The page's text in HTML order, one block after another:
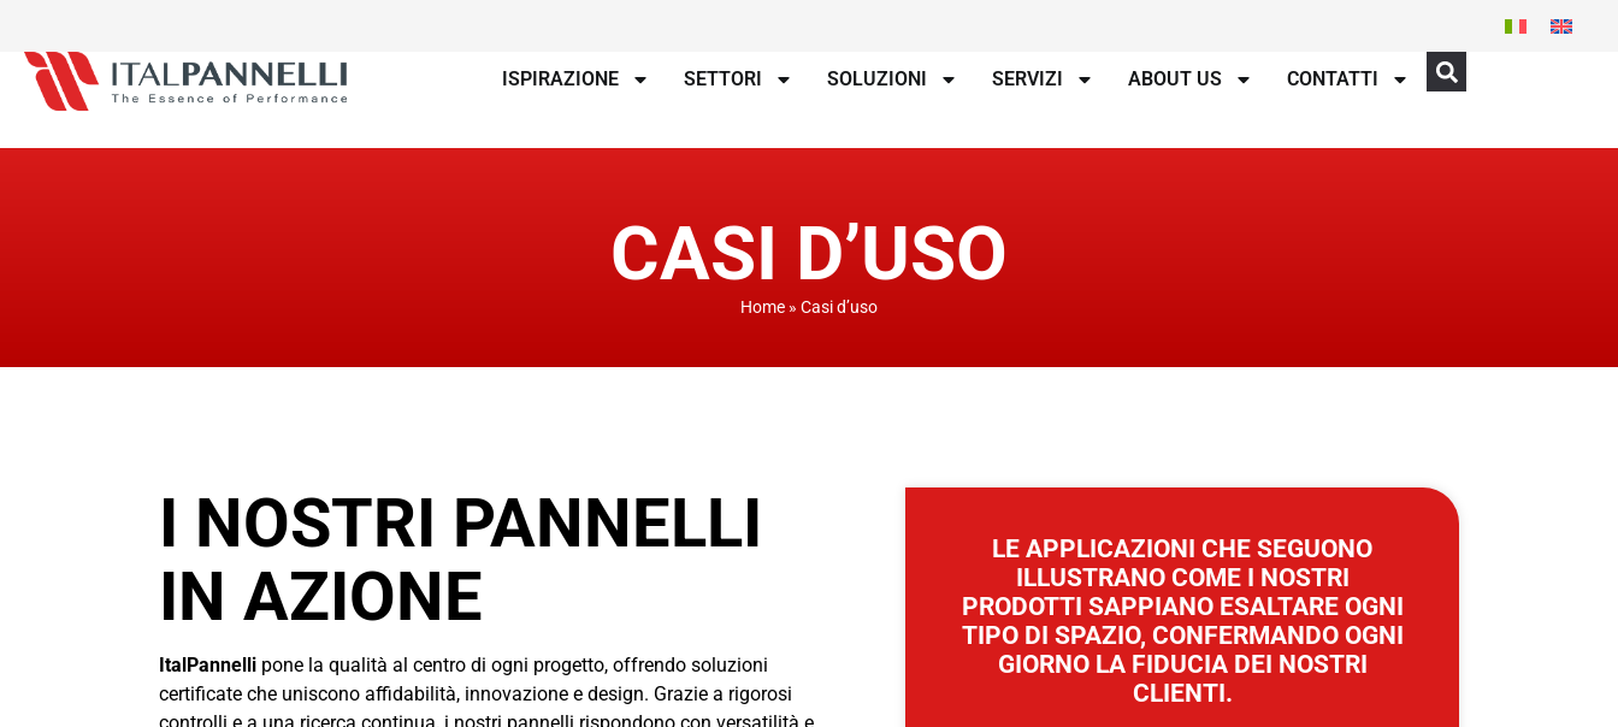
ISPIRAZIONE SETTORI SOLUZIONI SERVIZI ABOUT US CONTATTI
CASI D’USO
Home » Casi d’uso
I NOSTRI PANNELLI
IN AZIONE
ItalPannelli pone la qualità al centro di ogni progetto, offrendo soluzioni
certificate che uniscono affidabilità, innovazione e design. Grazie a rigorosi
LE APPLICAZIONI CHE SEGUONO
ILLUSTRANO COME I NOSTRI
PRODOTTI SAPPIANO ESALTARE OGNI
TIPO DI SPAZIO, CONFERMANDO OGNI
GIORNO LA FIDUCIA DEI NOSTRI
CLIENTI.